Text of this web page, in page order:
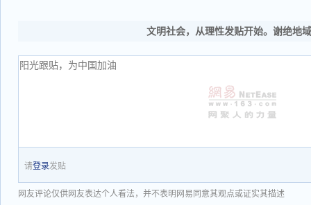
文明社会，从理性发贴开始。谢绝地
请登录发贴
网友评论仅供网友表达个人看法，并不表明网易同意其观点或证实其描述